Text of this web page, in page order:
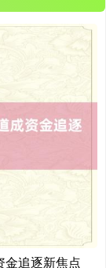
金追逐新焦点